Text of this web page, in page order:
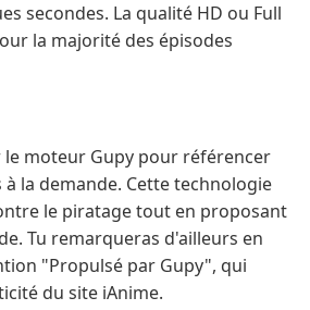
secondes. La qualité HD ou Full
la majorité des épisodes
le moteur Gupy pour référencer
la demande. Cette technologie
le piratage tout en proposant
Tu remarqueras d'ailleurs en
"Propulsé par Gupy", qui
du site iAnime.